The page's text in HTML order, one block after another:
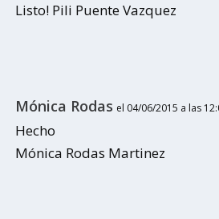
Listo! Pili Puente Vazquez
Mónica Rodas el 04/06/2015 a las
Hecho
Mónica Rodas Martinez